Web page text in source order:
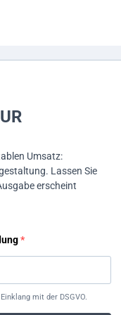
Umsatz:
Lassen Sie
erscheint
mit der DSGVO.